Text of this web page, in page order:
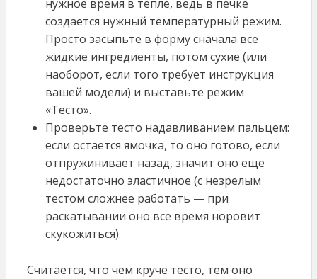
нужное время в тепле, ведь в печке
создается нужный температурный режим.
Просто засыпьте в форму сначала все
жидкие ингредиенты, потом сухие (или
наоборот, если того требует инструкция
вашей модели) и выставьте режим
«Тесто».
Проверьте тесто надавливанием пальцем:
если остается ямочка, то оно готово, если
отпружинивает назад, значит оно еще
недостаточно эластичное (с незрелым
тестом сложнее работать — при
раскатывании оно все время норовит
скукожиться).
Считается, что чем круче тесто, тем оно